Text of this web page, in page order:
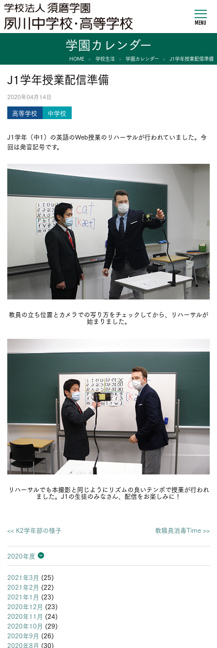
MENU
学園カレンダー
HOME 学校生活 学園カレンダー J1学年授業配信準備
J1学年授業配信準備
2020年04月14日
高等学校 中学校
J1学年（中1）の英語のWeb授業のリハーサルが行われていました。今
回は発音記号です。
教員の立ち位置とカメラでの写り方をチェックしてから、リハーサルが
始まりました。
リハーサルでも本撮影と同じようにリズムの良いテンポで授業が行われ
ました。J1の生徒のみなさん、配信をお楽しみに！
<< K2学年部の様子 教職員消毒Time >>
2020年度
2026年度
2025年度
2024年度
2023年度
2022年度
2021年度
2020年度
2019年度
2018年度
2017年度
2016年度
2015年度
2014年度
2013年度
2021年3月 (25)
2021年2月 (22)
2021年1月 (23)
2020年12月 (23)
2020年11月 (24)
2020年10月 (29)
2020年9月 (26)
2020年8月 (30)